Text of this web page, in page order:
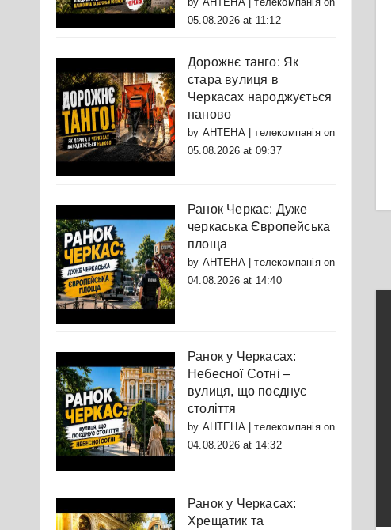
05.08.2026 at 11:12
Дорожнє танго: Як
стара вулиця в
Черкасах народжується
наново
by АНТЕНА | телекомпаніяon
05.08.2026 at 09:37
Ранок Черкас: Дуже
черкаська Європейська
площа
by АНТЕНА | телекомпаніяon
04.08.2026 at 14:40
Ранок у Черкасах:
Небесної Сотні –
вулиця, що поєднує
століття
by АНТЕНА | телекомпаніяon
04.08.2026 at 14:32
Ранок у Черкасах:
Хрещатик та